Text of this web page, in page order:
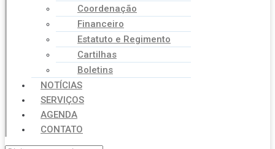
Coordenação
Financeiro
Estatuto e Regimento
Cartilhas
Boletins
NOTÍCIAS
SERVIÇOS
AGENDA
CONTATO